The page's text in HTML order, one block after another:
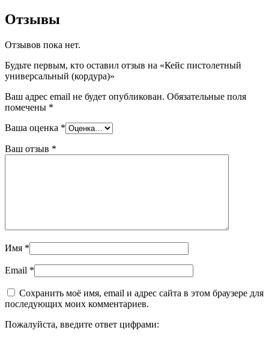
Отзывы
Отзывов пока нет.
Будьте первым, кто оставил отзыв на «Кейс пистолетный
универсальный (кордура)»
Ваш адрес email не будет опубликован. Обязательные поля
помечены *
Ваша оценка *
Ваш отзыв *
Имя *
Email *
Сохранить моё имя, email и адрес сайта в этом браузере для
последующих моих комментариев.
Пожалуйста, введите ответ цифрами: